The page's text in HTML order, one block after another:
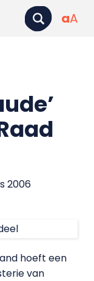
aA
2006
hoeft een
van